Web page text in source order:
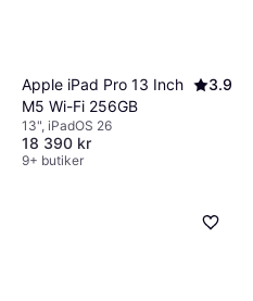
Apple iPad Pro 13 Inch
M5 Wi-Fi 256GB
3.9
13", iPadOS 26
18 390 kr
9+ butiker